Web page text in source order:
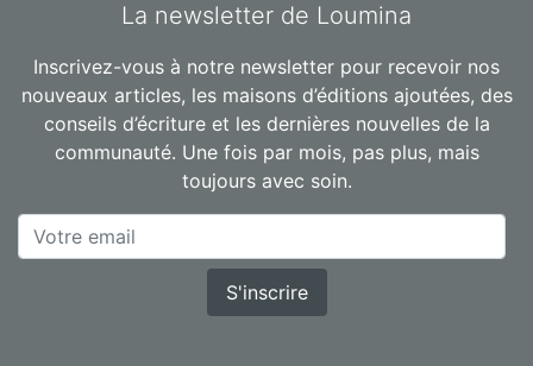
La newsletter de Loumina
Inscrivez-vous à notre newsletter pour recevoir nos
nouveaux articles, les maisons d’éditions ajoutées, des
conseils d’écriture et les dernières nouvelles de la
communauté. Une fois par mois, pas plus, mais
toujours avec soin.
S'inscrire